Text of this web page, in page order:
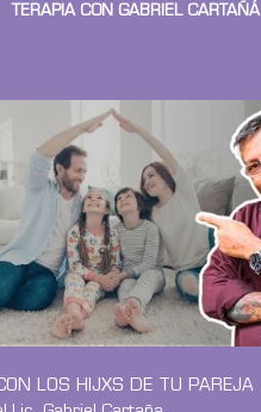
TERAPIA CON GABRIEL CARTAÑÁ
LOS HIJXS DE TU PAREJA